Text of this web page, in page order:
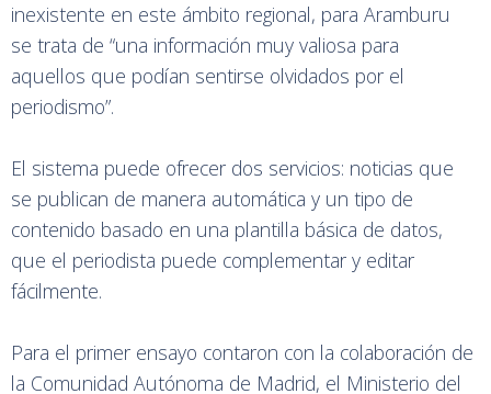
inexistente en este ámbito regional, para Aramburu
se trata de “una información muy valiosa para
aquellos que podían sentirse olvidados por el
periodismo”.
El sistema puede ofrecer dos servicios: noticias que
se publican de manera automática y un tipo de
contenido basado en una plantilla básica de datos,
que el periodista puede complementar y editar
fácilmente.
Para el primer ensayo contaron con la colaboración de
la Comunidad Autónoma de Madrid, el Ministerio del